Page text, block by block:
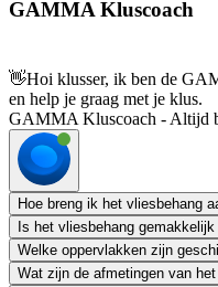
GAMMA Kluscoach
👋Hoi klusser, ik ben de
en help je graag met je klus.
GAMMA Kluscoach - Altijd
Hoe breng ik het vliesbehang
Is het vliesbehang
Welke oppervlakken zijn
Wat zijn de afmetingen van